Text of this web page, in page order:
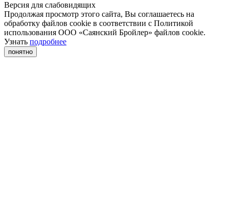
Версия для слабовидящих
Продолжая просмотр этого сайта, Вы соглашаетесь на
обработку файлов cookie в соответствии с Политикой
использования ООО «Саянский Бройлер» файлов cookie.
Узнать подробнее
понятно